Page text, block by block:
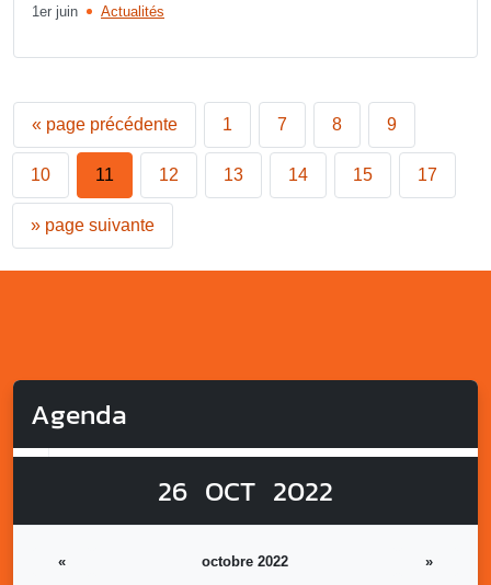
1er juin Actualités
« page précédente 1 7 8 9
10 11 12 13 14 15 17
» page suivante
Agenda
26 OCT 2022
« octobre 2022
»